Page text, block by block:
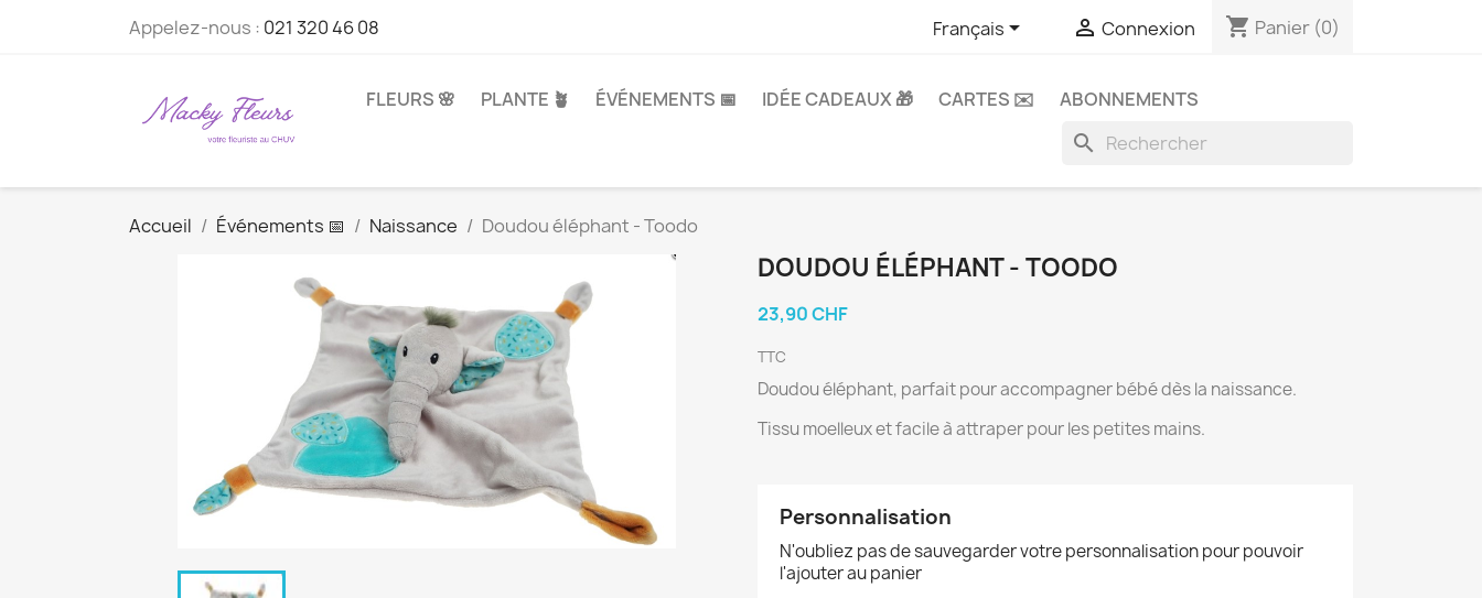
Appelez-nous : 021 320 46 08 Français  Connexion shopping_cart Panier (0)
FLEURS 🌸 PLANTE 🪴 ÉVÉNEMENTS 📅 IDÉE CADEAUX 🎁 CARTES ✉️ ABONNEMENTS
search
Accueil Événements 📅 Naissance Doudou éléphant - Toodo
DOUDOU ÉLÉPHANT - TOODO
23,90 CHF
TTC
Doudou éléphant, parfait pour accompagner bébé dès la naissance.
Tissu moelleux et facile à attraper pour les petites mains.
Personnalisation
N'oubliez pas de sauvegarder votre personnalisation pour pouvoir
l'ajouter au panier